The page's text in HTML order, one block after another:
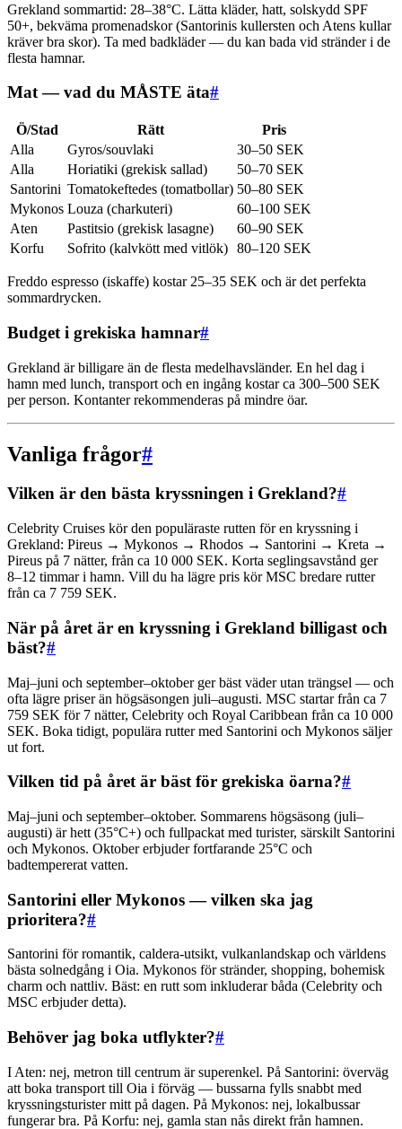
Grekland sommartid: 28–38°C. Lätta kläder, hatt, solskydd SPF
50+, bekväma promenadskor (Santorinis kullersten och Atens kullar
kräver bra skor). Ta med badkläder — du kan bada vid stränder i de
flesta hamnar.
Mat — vad du MÅSTE äta#
Ö/Stad Rätt
Pris
Alla
Gyros/souvlaki
30–50 SEK
Alla
Horiatiki (grekisk sallad)
50–70 SEK
Santorini Tomatokeftedes (tomatbollar) 50–80 SEK
Mykonos Louza (charkuteri)
60–100 SEK
Aten
Pastitsio (grekisk lasagne)
60–90 SEK
Korfu
Sofrito (kalvkött med vitlök) 80–120 SEK
Freddo espresso (iskaffe) kostar 25–35 SEK och är det perfekta
sommardrycken.
Budget i grekiska hamnar#
Grekland är billigare än de flesta medelhavsländer. En hel dag i
hamn med lunch, transport och en ingång kostar ca 300–500 SEK
per person. Kontanter rekommenderas på mindre öar.
Vanliga frågor#
Vilken är den bästa kryssningen i Grekland?#
Celebrity Cruises kör den populäraste rutten för en kryssning i
Grekland: Pireus → Mykonos → Rhodos → Santorini → Kreta →
Pireus på 7 nätter, från ca 10 000 SEK. Korta seglingsavstånd ger
8–12 timmar i hamn. Vill du ha lägre pris kör MSC bredare rutter
från ca 7 759 SEK.
När på året är en kryssning i Grekland billigast och
bäst?#
Maj–juni och september–oktober ger bäst väder utan trängsel — och
ofta lägre priser än högsäsongen juli–augusti. MSC startar från ca 7
759 SEK för 7 nätter, Celebrity och Royal Caribbean från ca 10 000
SEK. Boka tidigt, populära rutter med Santorini och Mykonos säljer
ut fort.
Vilken tid på året är bäst för grekiska öarna?#
Maj–juni och september–oktober. Sommarens högsäsong (juli–
augusti) är hett (35°C+) och fullpackat med turister, särskilt Santorini
och Mykonos. Oktober erbjuder fortfarande 25°C och
badtempererat vatten.
Santorini eller Mykonos — vilken ska jag
prioritera?#
Santorini för romantik, caldera-utsikt, vulkanlandskap och världens
bästa solnedgång i Oia. Mykonos för stränder, shopping, bohemisk
charm och nattliv. Bäst: en rutt som inkluderar båda (Celebrity och
MSC erbjuder detta).
Behöver jag boka utflykter?#
I Aten: nej, metron till centrum är superenkel. På Santorini: överväg
att boka transport till Oia i förväg — bussarna fylls snabbt med
kryssningsturister mitt på dagen. På Mykonos: nej, lokalbussar
fungerar bra. På Korfu: nej, gamla stan nås direkt från hamnen.